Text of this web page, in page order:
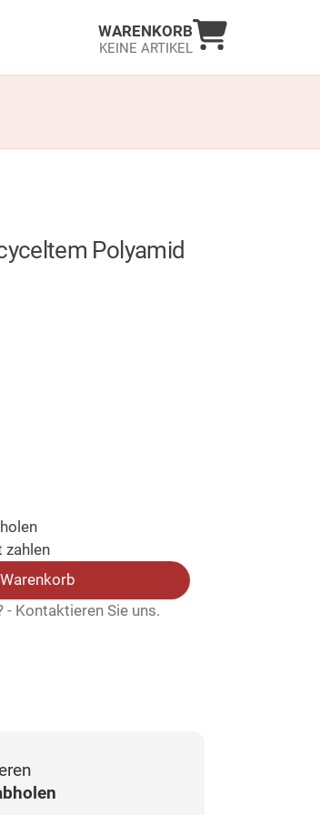
WARENKORB
KEINE ARTIKEL
Warenkorb
Polyamid
zahlen
- Kontaktieren Sie uns.